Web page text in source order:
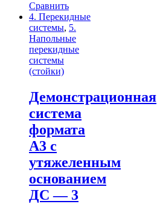
Сравнить
4. Перекидные
системы, 5.
Напольные
перекидные
системы
(стойки)
Демонстрационная
система
формата
А3 с
утяжеленным
основанием
ДС — 3